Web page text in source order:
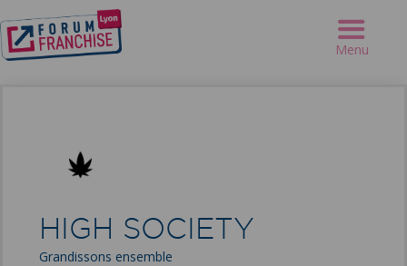
Forum Franchise Lyon>
HIGH SOCIETY
Grandissons ensemble
Menu